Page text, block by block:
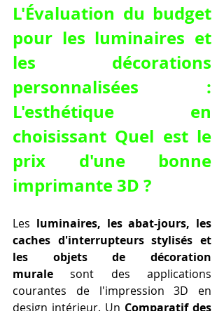
L'Évaluation du budget
pour les luminaires et
les décorations
personnalisées :
L'esthétique en
choisissant Quel est le
prix d'une bonne
imprimante 3D ?
Les luminaires, les abat-jours, les
caches d'interrupteurs stylisés et
les objets de décoration
murale sont des applications
courantes de l'impression 3D en
design intérieur. Un Comparatif des